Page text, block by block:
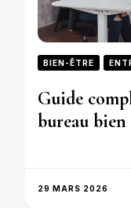
BIEN-ÊTRE
Guide
bureau
29 MARS 2026